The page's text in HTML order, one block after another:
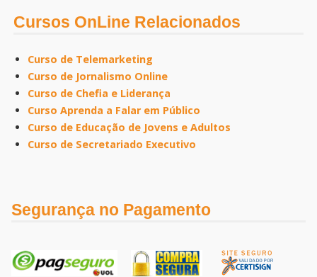
Cursos OnLine Relacionados
Curso de Telemarketing
Curso de Jornalismo Online
Curso de Chefia e Liderança
Curso Aprenda a Falar em Público
Curso de Educação de Jovens e Adultos
Curso de Secretariado Executivo
Segurança no Pagamento